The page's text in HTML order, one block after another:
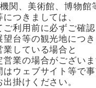
関、美術館、博物館
つきましては、
利用前に必ずご確認
台等の観光地につ
業している場合と
業の場合がございま
ウェブサイト等で
掛けください。